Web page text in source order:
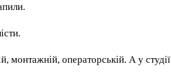
монтажній, операторській. А у студії